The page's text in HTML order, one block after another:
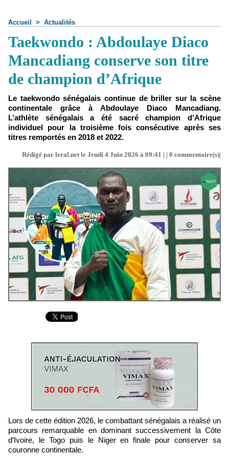
Accueil > Actualités
Taekwondo : Abdoulaye Diaco
Mancadiang conserve son titre
de champion d’Afrique
Le taekwondo sénégalais continue de briller sur la scène
continentale grâce à Abdoulaye Diaco Mancadiang.
L’athlète sénégalais a été sacré champion d’Afrique
individuel pour la troisième fois consécutive après ses
titres remportés en 2018 et 2022.
Rédigé par leral.net le Jeudi 4 Juin 2026 à 09:41 | | 0 commentaire(s)|
Lors de cette édition 2026, le combattant sénégalais a réalisé un
parcours remarquable en dominant successivement la Côte
d’Ivoire, le Togo puis le Niger en finale pour conserver sa
couronne continentale.